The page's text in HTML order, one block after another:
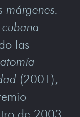
márgenes.
las
(2001),
de 2003